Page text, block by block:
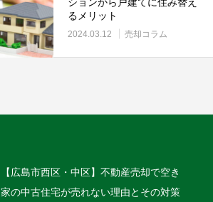
るメリット
2024.03.12 売却コラム
【広島市西区・中区】不動産売却で空き
家の中古住宅が売れない理由とその対策